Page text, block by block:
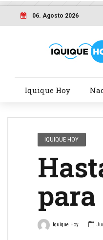
06. Agosto 2026
Iquique Hoy
IQUIQUE HOY
Iquique Hoy